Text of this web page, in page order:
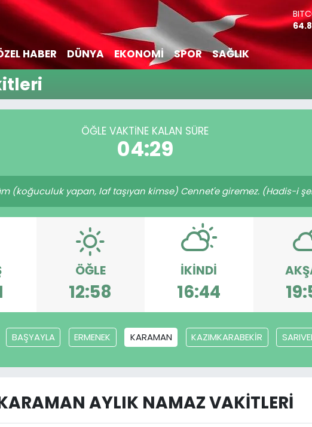
HABER DÜNYA EKONOMİ SPOR SAĞLIK
ÖĞLE VAKTİNE KALAN SÜRE
04:29
(koğuculuk yapan, laf taşıyan kimse) Cennet'e giremez. (Hadis-i
ÖĞLE
12:58
İKINDI
16:44
BAŞYAYLA ERMENEK KARAMAN KAZIMKARABEKİR
AYLIK NAMAZ VAKITLERI